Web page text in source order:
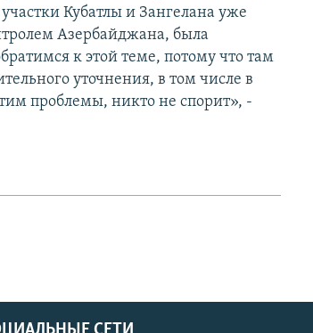
Кубатлы и Зангелана уже
Азербайджана, была
к этой теме, потому что там
уточнения, в том числе в
проблемы, никто не спорит», -